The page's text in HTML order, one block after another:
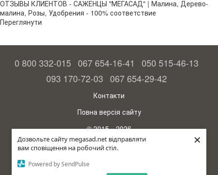
Дозвольте сайту megasad.net відправляти
вам сповіщення на робочий стіл.
Powered by SendPulse
×
ОТЗЫВЫ КЛИЕНТОВ - САЖЕНЦЫ "МЕГАСАД" | Малина, Дерево-
малина, Розы, Удобрения - 100% соответствие
Переглянути
0 800 332-015 067 654-16-41
050 515-46-13
093 170-72-03 067 654-29-42
Контакти
Повна версія сайту
© 2015—2026
Megasad – гарантія високого врожаю